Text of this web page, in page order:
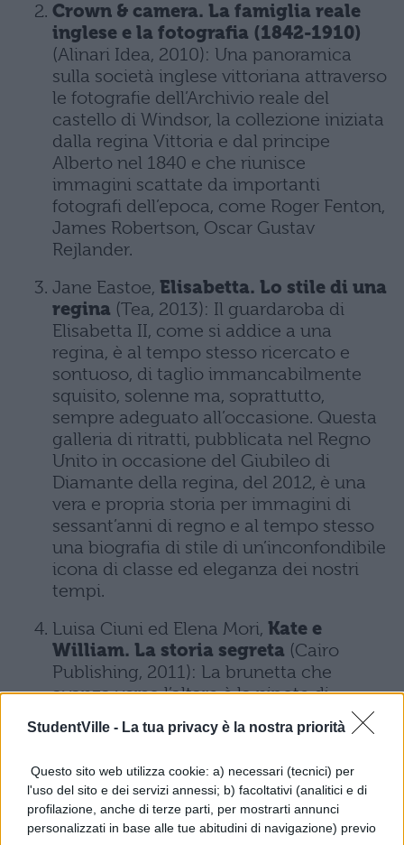
StudentVille - La tua privacy è la nostra priorità
Questo sito web utilizza cookie: a) necessari (tecnici) per
l'uso del sito e dei servizi annessi; b) facoltativi (analitici e di
profilazione, anche di terze parti, per mostrarti annunci
personalizzati in base alle tue abitudini di navigazione) previo
Crown & camera. La famiglia reale
inglese e la fotografia (1842-1910)
(Alinari Idea, 2010): Una panoramica
sulla società inglese vittoriana attraverso
le fotografie dell’Archivio reale del
castello di Windsor, la collezione iniziata
dalla regina Vittoria e dal principe
Alberto nel 1840 e che riunisce
immagini scattate da importanti
fotografi dell’epoca, come Roger Fenton,
James Robertson, Oscar Gustav
Rejlander.
Jane Eastoe, Elisabetta. Lo stile di una
regina (Tea, 2013): Il guardaroba di
Elisabetta II, come si addice a una
regina, è al tempo stesso ricercato e
sontuoso, di taglio immancabilmente
squisito, solenne ma, soprattutto,
sempre adeguato all’occasione. Questa
galleria di ritratti, pubblicata nel Regno
Unito in occasione del Giubileo di
Diamante della regina, del 2012, è una
vera e propria storia per immagini di
sessant’anni di regno e al tempo stesso
una biografia di stile di un’inconfondibile
icona di classe ed eleganza dei nostri
tempi.
Luisa Ciuni ed Elena Mori, Kate e
William. La storia segreta (Cairo
Publishing, 2011): La brunetta che
avanza verso l’altare è la nipote di
poverissimi minatori, la figlia di un pilota
e di una hostess diventati
online gadget per feste di bambini. Nelle
sue vene non scorre una sola goccia di
sangue blu. Lo sposo, che la aspetta fra